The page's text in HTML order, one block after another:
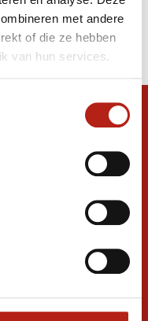
met andere
of die ze hebben
van hun services.
en
Inschrijven voor